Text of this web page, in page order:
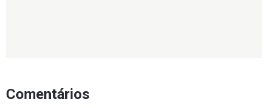
Comentários